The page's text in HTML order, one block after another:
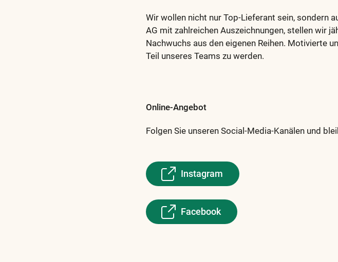
Wir wollen nicht nur Top-Lieferant sein, sondern
AG mit zahlreichen Auszeichnungen, stellen wir
Nachwuchs aus den eigenen Reihen. Motivierte
Teil unseres Teams zu werden.
Online-Angebot
Folgen Sie unseren Social-Media-Kanälen und
Instagram
Facebook